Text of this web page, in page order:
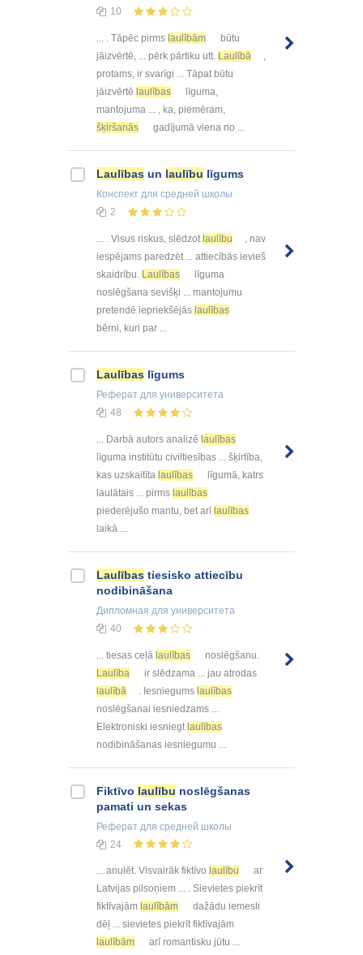
10
... . Tāpēc pirms laulībām
būtu
jāizvērtē, ... pērk pārtiku utt. Laulībā
,
protams, ir svarīgi ... Tāpat būtu
jāizvērtē laulības
līguma,
mantojuma ... , ka, piemēram,
šķiršanās
gadījumā viena no ...
Laulības un laulību līgums
Конспект для средней школы
2
... . Visus riskus, slēdzot laulību
, nav
iespējams paredzēt ... attiecībās ievieš
skaidrību. Laulības
līguma
noslēgšana sevišķi ... mantojumu
pretendē iepriekšējās laulības
bērni, kuri par ...
Laulības līgums
Реферат для университета
48
... Darbā autors analizē laulības
līguma institūtu civiltiesības ... šķirtība,
kas uzskaitīta laulības
līgumā, katrs
laulātais ... pirms laulības
piederējušo mantu, bet arīlaulības
laikā ...
Laulības tiesisko attiecību
nodibināšana
Дипломная для университета
40
... tiesas ceļā laulības
noslēgšanu.
Laulība
ir slēdzama ... jau atrodas
laulībā
. Iesniegums laulības
noslēgšanai iesniedzams ...
Elektroniski iesniegt laulības
nodibināšanas iesniegumu ...
Fiktīvo laulību noslēgšanas
pamati un sekas
Реферат для средней школы
24
... anulēt. Visvairāk fiktīvo laulību
ar
Latvijas pilsoņiem ... . Sievietes piekrīt
fiktīvajām laulībām
dažādu iemesli
dēļ ... sievietes piekrīt fiktīvajām
laulībām
arī romantisku jūtu ...